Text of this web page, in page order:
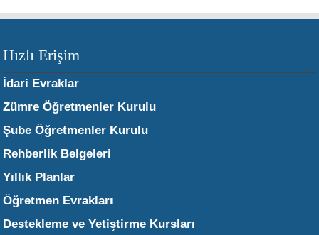
Hızlı Erişim
İdari Evraklar
Zümre Öğretmenler Kurulu
Şube Öğretmenler Kurulu
Rehberlik Belgeleri
Yıllık Planlar
Öğretmen Evrakları
Destekleme ve Yetiştirme Kursları